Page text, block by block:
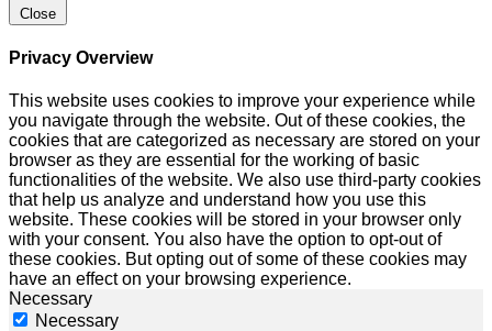
Close
Privacy Overview
This website uses cookies to improve your experience while
you navigate through the website. Out of these cookies, the
cookies that are categorized as necessary are stored on your
browser as they are essential for the working of basic
functionalities of the website. We also use third-party cookies
that help us analyze and understand how you use this
website. These cookies will be stored in your browser only
with your consent. You also have the option to opt-out of
these cookies. But opting out of some of these cookies may
have an effect on your browsing experience.
Necessary
Necessary